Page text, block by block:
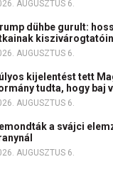
AUGUSZTUS 6.
dühbe gurult:
AUGUSZTUS 6.
kijelentést tett
tudta, hogy baj
AUGUSZTUS 6.
a svájci
AUGUSZTUS 6.